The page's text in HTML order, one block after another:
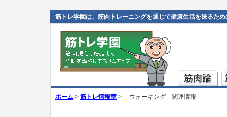
筋トレ学園は、筋肉トレーニングを通じて健康生活を送るた
ホーム > 筋トレ情報室 > 「ウォーキング」関連情報